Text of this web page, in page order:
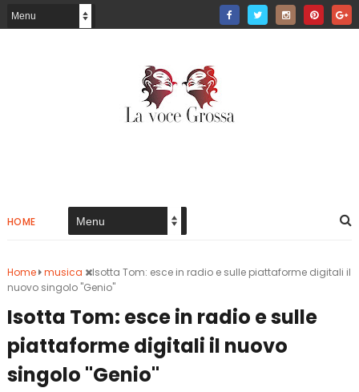
HOME
Home musica
Isotta Tom: esce in radio e sulle piattaforme digitali il
nuovo singolo "Genio"
Isotta Tom: esce in radio e sulle
piattaforme digitali il nuovo
singolo "Genio"